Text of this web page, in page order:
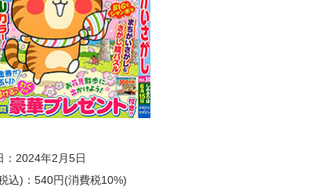
：2024年2月5日
込)：540円(消費税10%)